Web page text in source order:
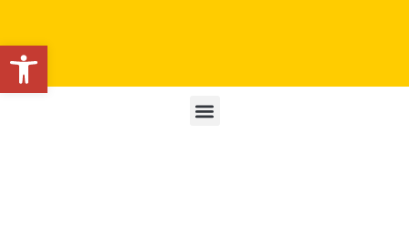
Apri la barra degli strumenti